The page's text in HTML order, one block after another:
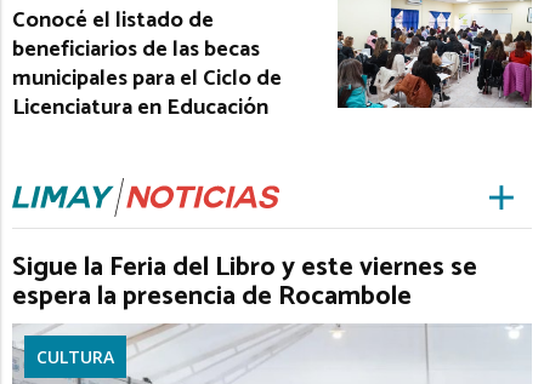
Conocé el listado de
beneficiarios de las becas
municipales para el Ciclo de
Licenciatura en Educación
Sigue la Feria del Libro y este viernes se
espera la presencia de Rocambole
CULTURA